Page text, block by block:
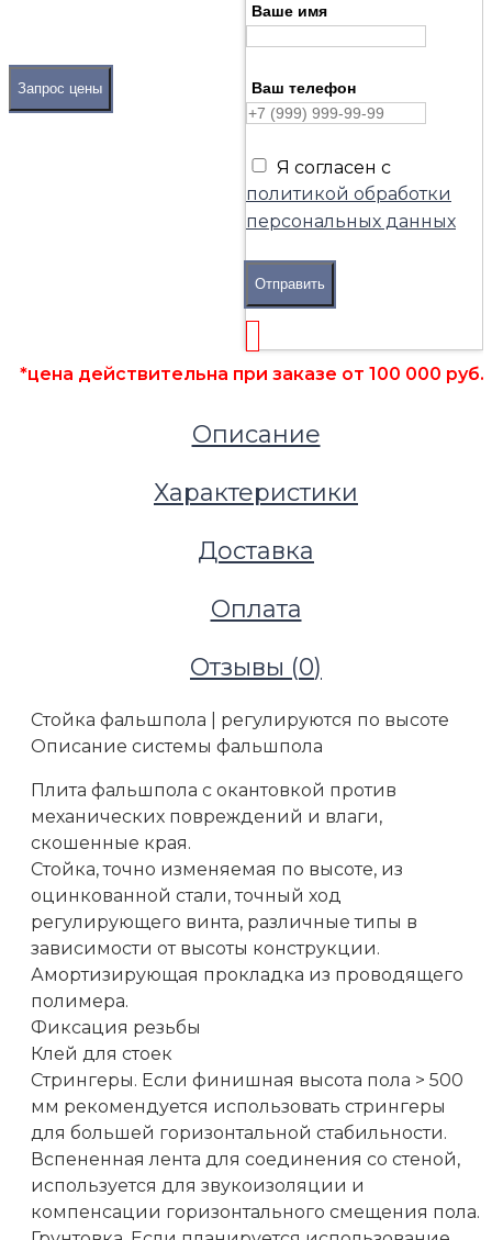
Стойки (опоры) для фальшпола
Стойки фальшпола K&R Design
Запрос цены
Ваше имя
Ваш телефон
Я согласен с
политикой обработки
персональных данных
Отправить
*цена действительна при заказе от 100 000 руб.
Описание
Характеристики
Доставка
Оплата
Отзывы (0)
Стойка фальшпола | регулируются по высоте
Описание системы фальшпола
Плита фальшпола с окантовкой против
механических повреждений и влаги,
скошенные края.
Стойка, точно изменяемая по высоте, из
оцинкованной стали, точный ход
регулирующего винта, различные типы в
зависимости от высоты конструкции.
Амортизирующая прокладка из проводящего
полимера.
Фиксация резьбы
Клей для стоек
Стрингеры. Если финишная высота пола > 500
мм рекомендуется использовать стрингеры
для большей горизонтальной стабильности.
Вспененная лента для соединения со стеной,
используется для звукоизоляции и
компенсации горизонтального смещения пола.